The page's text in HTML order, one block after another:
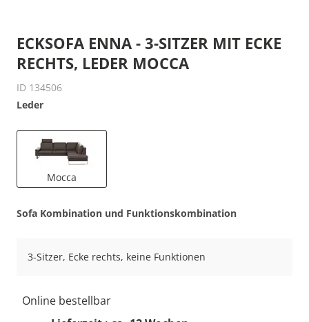
ECKSOFA ENNA - 3-SITZER MIT ECKE
RECHTS, LEDER MOCCA
ID 134506
Leder
Mocca
Sofa Kombination und Funktionskombination
3-Sitzer, Ecke rechts, keine Funktionen
Online bestellbar